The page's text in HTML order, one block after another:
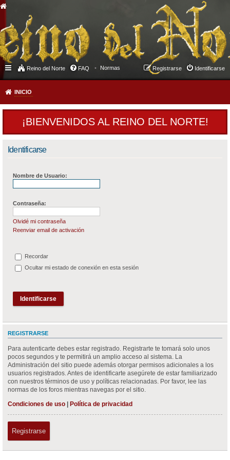
Reino del Norte FAQ Normas Identificarse
Registrarse
INICIO
¡BIENVENIDOS AL REINO DEL NORTE!
Identificarse
Nombre de Usuario:
Contraseña:
Olvidé mi contraseña
Reenviar email de activación
Recordar
Ocultar mi estado de conexión en esta sesión
REGISTRARSE
Para autenticarte debes estar registrado. Registrarte te tomará solo unos
pocos segundos y te permitirá un amplio acceso al sistema. La
Administración del sitio puede además otorgar permisos adicionales a los
usuarios registrados. Antes de identificarte asegúrete de estar familiarizado
con nuestros términos de uso y políticas relacionadas. Por favor, lee las
normas de los foros mientras navegas por el sitio.
Condiciones de uso
Política de privacidad
Registrarse